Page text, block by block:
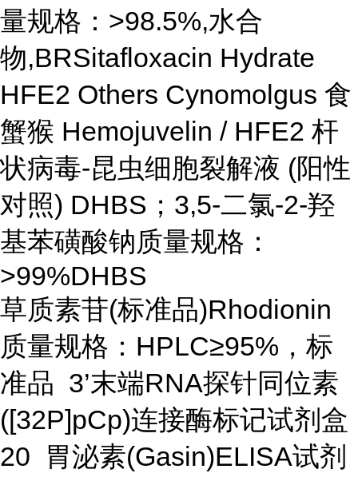
量规格：>98.5%,水合
物,BRSitafloxacin Hydrate
HFE2 Others Cynomolgus 食
蟹猴 Hemojuvelin / HFE2 杆
状病毒-昆虫细胞裂解液 (阳性
对照) DHBS；3,5-二氯-2-羟
基苯磺酸钠质量规格：
>99%DHBS
草质素苷(标准品)Rhodionin
质量规格：HPLC≥95%，标
准品 3’末端RNA探针同位素
([32P]pCp)连接酶标记试剂盒
20 胃泌素(Gasin)ELISA试剂